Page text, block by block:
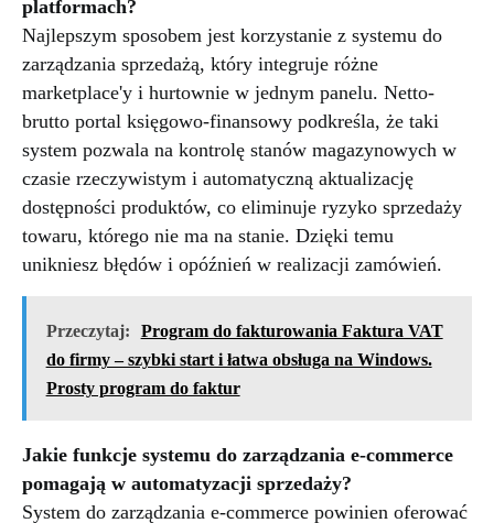
platformach?
Najlepszym sposobem jest korzystanie z systemu do
zarządzania sprzedażą, który integruje różne
marketplace'y i hurtownie w jednym panelu. Netto-
brutto portal księgowo-finansowy podkreśla, że taki
system pozwala na kontrolę stanów magazynowych w
czasie rzeczywistym i automatyczną aktualizację
dostępności produktów, co eliminuje ryzyko sprzedaży
towaru, którego nie ma na stanie. Dzięki temu
unikniesz błędów i opóźnień w realizacji zamówień.
Przeczytaj:
Program do fakturowania Faktura VAT
do firmy – szybki start i łatwa obsługa na Windows.
Prosty program do faktur
Jakie funkcje systemu do zarządzania e-commerce
pomagają w automatyzacji sprzedaży?
System do zarządzania e-commerce powinien oferować